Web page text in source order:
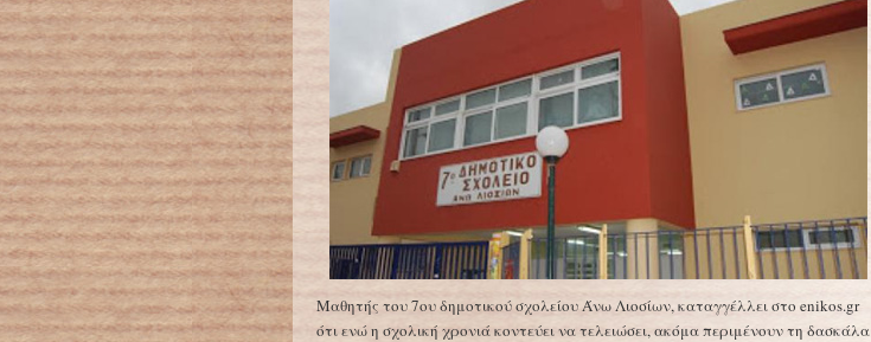
Μαθητής του 7ου δημοτικού σχολείου Άνω Λιοσίων, καταγγέλλει στο enikos.gr
ότι ενώ η σχολική χρονιά κοντεύει να τελειώσει, ακόμα περιμένουν τη δασκάλα